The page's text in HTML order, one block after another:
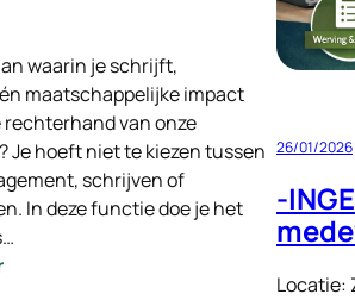
waarin je schrijft,
maatschappelijke impact
rechterhand van onze
Je hoeft niet te kiezen tussen
schrijven of
In deze functie doe je het
:
26/01/2026
-
Locatie: